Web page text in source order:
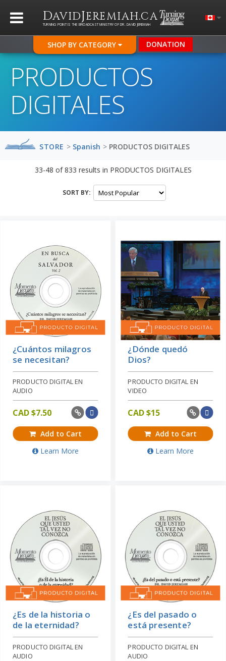
DAVIDJEREMIAH.CA
TURNING POINT IS THE BROADCAST MINISTRY OF DR. DAVID JEREMIAH
SHOP BY CATEGORY DONATION
PRODUCTOS
DIGITALES
STORE > Spanish > PRODUCTOS DIGITALES
33-48 of833 results in PRODUCTOS DIGITALES
SORT BY:
¿Cuántos milagros
se necesitan?
PRODUCTO DIGITAL EN
AUDIO
CAD $7.50
Add to Cart
Learn More
¿Dónde quedó
Dios?
PRODUCTO DIGITAL EN
VIDEO
CAD $15
Add to Cart
Learn More
¿Es de la historia o
de la eternidad?
PRODUCTO DIGITAL EN
AUDIO
¿Es del pasado o
está presente?
PRODUCTO DIGITAL EN
AUDIO